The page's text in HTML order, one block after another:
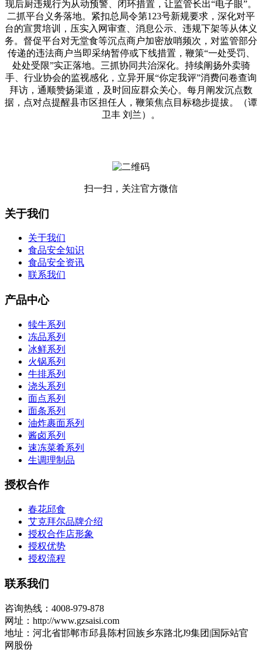
现后厨违规行为从动预警、闭环措置，让监管长出“电子眼”。
二抓平台义务落地。紧扣总局令第123号新规要求，深化对平
台的宣贯培训，压实入网审查、消息公示、违规下架等从体义
务。督促平台对无堂食等沉点商户加密放哨频次，对监管部分
传递的违法商户当即采纳暂停或下线措置，鞭策“一处受罚、
处处受限”实正落地。三抓协同共治深化。持续阐扬外卖骑
手、行业协会的监视感化，立异开展“你定我评”消费问卷查询
拜访，通顺赞扬渠道，及时回应群众关心。每月阐发沉点数
据，点对点提醒县市区担任人，鞭策焦点目标稳步提拔。（谭
卫丰 刘兰）。
扫一扫，关注官方微信
关于我们
关于我们
食品安全知识
食品安全资讯
联系我们
产品中心
犊牛系列
冻品系列
冰鲜系列
火锅系列
牛排系列
浇头系列
面点系列
面条系列
油炸裹面系列
酱卤系列
速冻菜肴系列
生调理制品
授权合作
春花邱食
艾克拜尔品牌介绍
授权合作店形象
授权优势
授权流程
联系我们
咨询热线：4008-979-878
网址：http://www.gzsaisi.com
地址：河北省邯郸市邱县陈村回族乡东路北J9集团|国际站官
网股份